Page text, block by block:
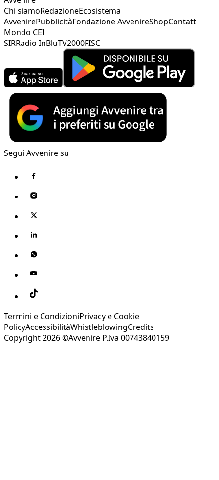
Chi siamoRedazioneEcosistema
AvvenirePubblicitàFondazione AvvenireShopContatti
Mondo CEI
SIRRadio InBluTV2000FISC
Segui Avvenire su
Termini e CondizioniPrivacy e Cookie
PolicyAccessibilitàWhistleblowingCredits
Copyright 2026 ©Avvenire P.Iva 00743840159